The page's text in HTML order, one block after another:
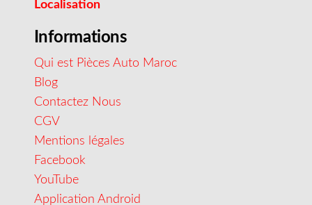
Localisation
Informations
Qui est Pièces Auto Maroc
Blog
Contactez Nous
CGV
Mentions légales
Facebook
YouTube
Application Android